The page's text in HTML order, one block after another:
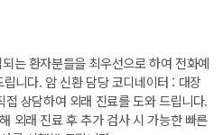
는 환자분들을 최우선으로 하여 전화예
니다. 암 신환 담당 코디네이터 : 대장
상담하여 외래 진료를 도와 드립니다.
외래 진료 후 추가 검사 시 가능한 빠른